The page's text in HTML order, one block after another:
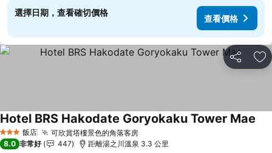
選擇日期，查看確切價格
查看價格
分享 加
3 星級 飯店 可欣賞塔樓景色的角落客房
Hotel BRS Hakodate Goryokaku Tower Mae
8.0 非常好 447 距離湯之川溫泉 3.3 公里